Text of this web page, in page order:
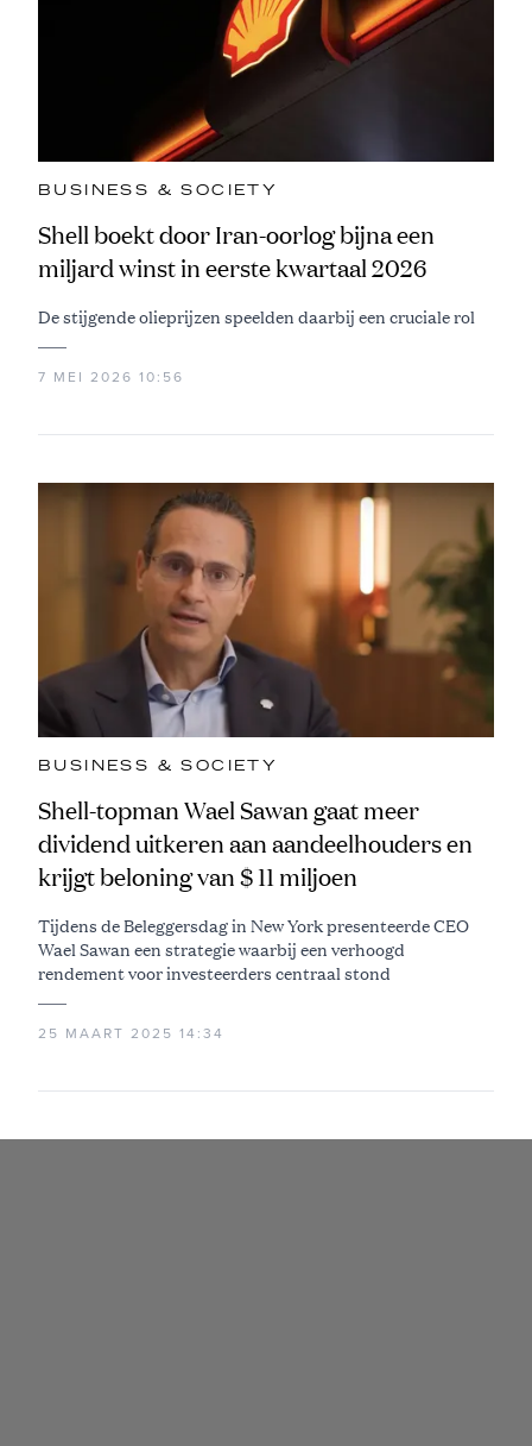
BUSINESS & SOCIETY
Shell boekt door Iran-oorlog bijna een
miljard winst in eerste kwartaal 2026
De stijgende olieprijzen speelden daarbij een cruciale rol
7 MEI 2026 10:56
BUSINESS & SOCIETY
Shell-topman Wael Sawan gaat meer
dividend uitkeren aan aandeelhouders en
krijgt beloning van $ 11 miljoen
Tijdens de Beleggersdag in New York presenteerde CEO
Wael Sawan een strategie waarbij een verhoogd
rendement voor investeerders centraal stond
25 MAART 2025 14:34